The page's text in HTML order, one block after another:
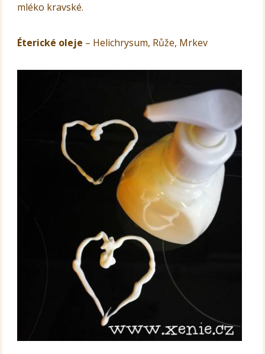
mléko kravské.
Éterické oleje – Helichrysum, Růže, Mrkev